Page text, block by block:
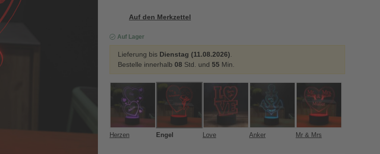
Auf den Merkzettel
Auf Lager
Lieferung bis Dienstag (11.08.2026)
Bestelle innerhalb 08 Std. und 55 Min.
Herzen Engel Love Anker Mr & Mrs